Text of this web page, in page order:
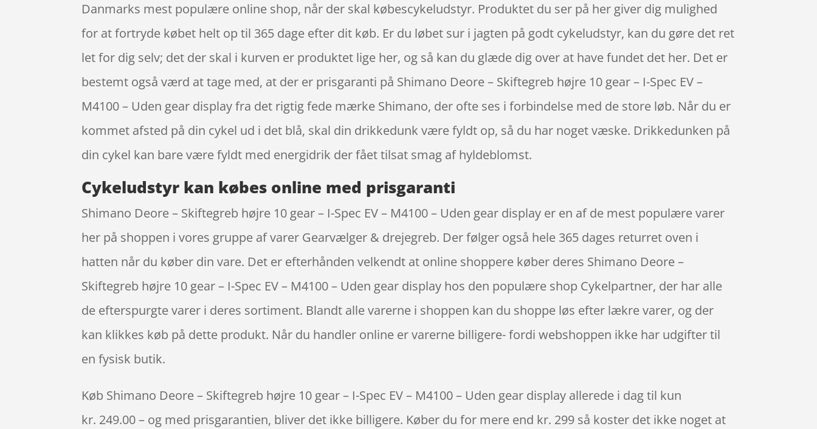
Danmarks mest populære online shop, når der skal købescykeludstyr. Produktet du ser på her giver dig mulighed
for at fortryde købet helt op til 365 dage efter dit køb. Er du løbet sur i jagten på godt cykeludstyr, kan du gøre det ret
let for dig selv; det der skal i kurven er produktet lige her, og så kan du glæde dig over at have fundet det her. Det er
bestemt også værd at tage med, at der er prisgaranti på Shimano Deore – Skiftegreb højre 10 gear – I-Spec EV –
M4100 – Uden gear display fra det rigtig fede mærke Shimano, der ofte ses i forbindelse med de store løb. Når du er
kommet afsted på din cykel ud i det blå, skal din drikkedunk være fyldt op, så du har noget væske. Drikkedunken på
din cykel kan bare være fyldt med energidrik der fået tilsat smag af hyldeblomst.
Cykeludstyr kan købes online med prisgaranti
Shimano Deore – Skiftegreb højre 10 gear – I-Spec EV – M4100 – Uden gear display er en af de mest populære varer
her på shoppen i vores gruppe af varer Gearvælger & drejegreb. Der følger også hele 365 dages returret oven i
hatten når du køber din vare. Det er efterhånden velkendt at online shoppere køber deres Shimano Deore –
Skiftegreb højre 10 gear – I-Spec EV – M4100 – Uden gear display hos den populære shop Cykelpartner, der har alle
de efterspurgte varer i deres sortiment. Blandt alle varerne i shoppen kan du shoppe løs efter lækre varer, og der
kan klikkes køb på dette produkt. Når du handler online er varerne billigere- fordi webshoppen ikke har udgifter til
en fysisk butik.
Køb Shimano Deore – Skiftegreb højre 10 gear – I-Spec EV – M4100 – Uden gear display allerede i dag til kun
kr. 249.00 – og med prisgarantien, bliver det ikke billigere. Køber du for mere end kr. 299 så koster det ikke noget at